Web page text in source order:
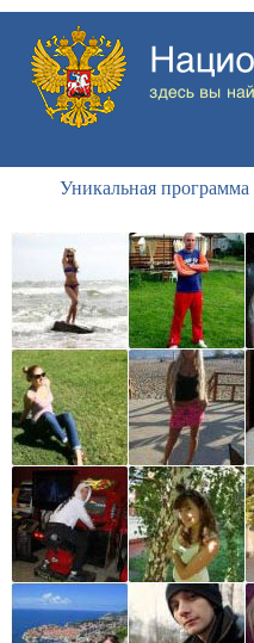
Уникальная программа